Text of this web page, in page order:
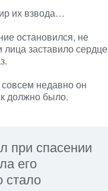
их взвода…
остановился, не
заставило сердце
недавно он
должно было.
при спасении
его
стало